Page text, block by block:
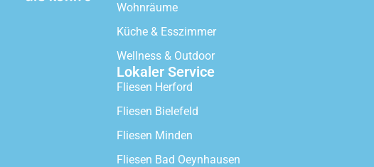
Wohnräume
Küche & Esszimmer
Wellness & Outdoor
Lokaler Service
Fliesen Herford
Fliesen Bielefeld
Fliesen Minden
Fliesen Bad Oeynhausen